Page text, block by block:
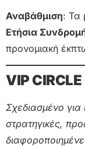
Αναβάθμιση: Τα
Ετήσια
προνομιακή
VIP CIRCLE
Σχεδιασμένο
στρατηγικές,